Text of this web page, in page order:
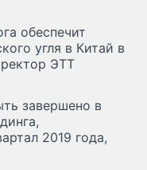
обеспечит
угля в Китай в
ЭТТ
завершено в
2019 года,